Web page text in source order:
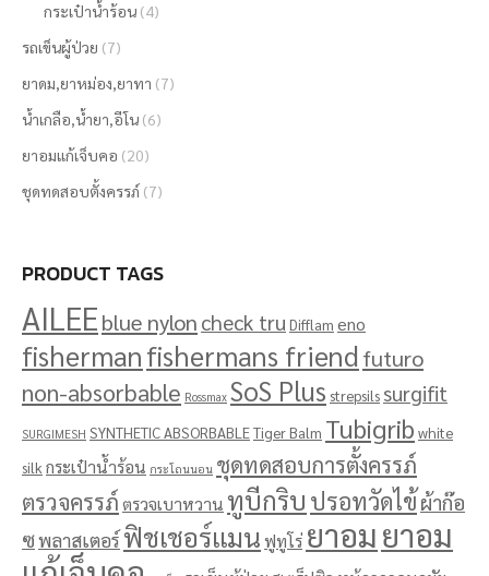
กระเป๋าน้ำร้อน (4)
รถเข็นผู้ป่วย (7)
ยาดม,ยาหม่อง,ยาทา (7)
น้ำเกลือ,น้ำยา,อีโน (6)
ยาอมแก้เจ็บคอ (20)
ชุดทดสอบตั้งครรภ์ (7)
PRODUCT TAGS
AILEEblue nylon check tru Difflam eno
fishermanfishermans friend futuro
non-absorbable Rossmax SoS Plus strepsils surgifit
SURGIMESH SYNTHETIC ABSORBABLETiger Balm Tubigrib white
silk กระเป๋าน้ำร้อน กระโถนนอน ชุดทดสอบการตั้งครรภ์
ตรวจครรภ์ตรวจเบาหวาน ทูบีกริบ ปรอทวัดไข้ผ้าก๊อ
ซพลาสเตอร์ฟิชเชอร์แมนฟูทูโร่ ยาอมยาอม